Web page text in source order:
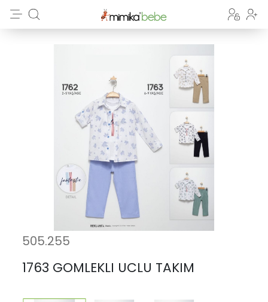
505.255
1763 GOMLEKLI UCLU TAKIM